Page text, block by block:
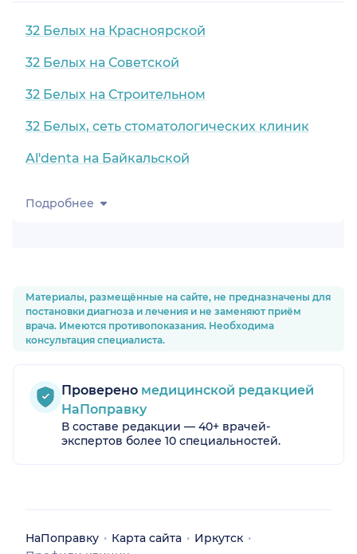
32 Белых на Красноярской
32 Белых на Советской
32 Белых на Строительном
32 Белых, сеть стоматологических клиник
Al'denta на Байкальской
Подробнее
Материалы, размещённые на сайте, не предназначены для
постановки диагноза и лечения и не заменяют приём
врача. Имеются противопоказания. Необходима
консультация специалиста.
Проверено медицинской редакцией
НаПоправку
В составе редакции — 40+ врачей-
экспертов более 10 специальностей.
НаПоправку Карта сайта
Иркутск